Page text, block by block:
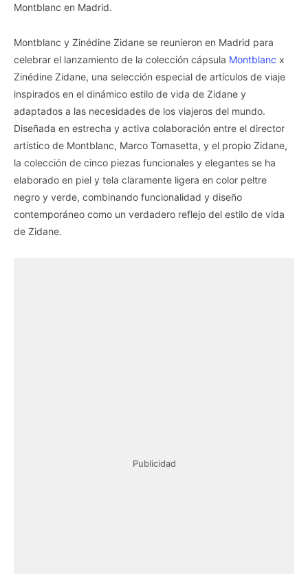
Montblanc en Madrid.
Montblanc y Zinédine Zidane se reunieron en Madrid para
celebrar el lanzamiento de la colección cápsula Montblanc x
Zinédine Zidane, una selección especial de artículos de viaje
inspirados en el dinámico estilo de vida de Zidane y
adaptados a las necesidades de los viajeros del mundo.
Diseñada en estrecha y activa colaboración entre el director
artístico de Montblanc, Marco Tomasetta, y el propio Zidane,
la colección de cinco piezas funcionales y elegantes se ha
elaborado en piel y tela claramente ligera en color peltre
negro y verde, combinando funcionalidad y diseño
contemporáneo como un verdadero reflejo del estilo de vida
de Zidane.
Publicidad